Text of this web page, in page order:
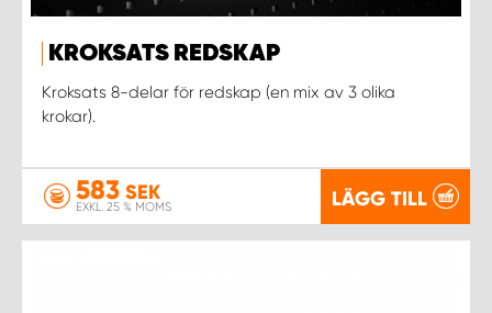
KROKSATS REDSKAP
Kroksats 8-delar för redskap (en mix av 3 olika
krokar).
583 SEK
EXKL. 25 % MOMS LÄGG TILL